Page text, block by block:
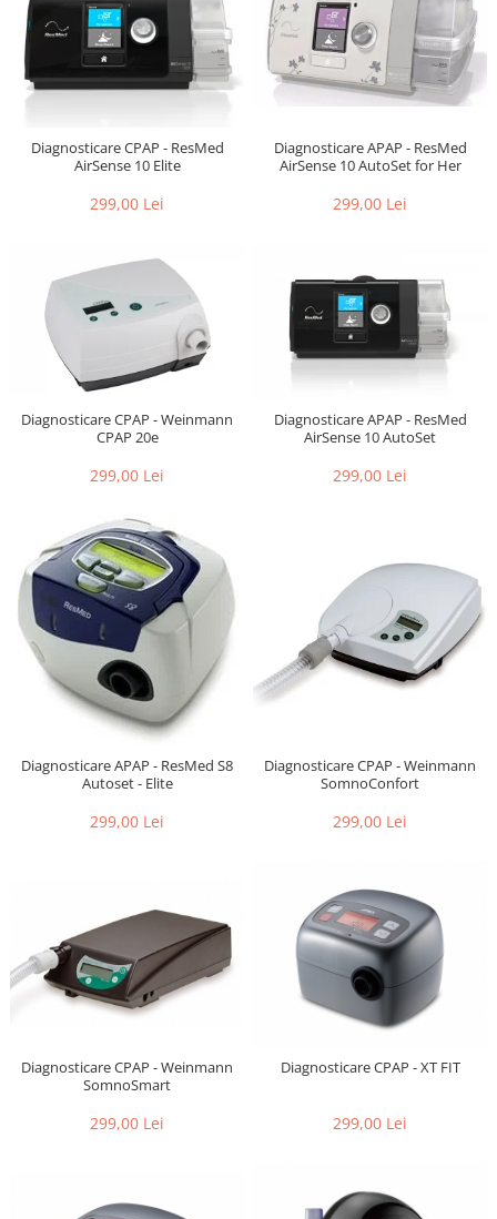
Diagnosticare CPAP - ResMed
AirSense 10 Elite
299,00 Lei
Diagnosticare APAP - ResMed
AirSense 10 AutoSet for Her
299,00 Lei
Diagnosticare CPAP - Weinmann
CPAP 20e
299,00 Lei
Diagnosticare APAP - ResMed
AirSense 10 AutoSet
299,00 Lei
Diagnosticare APAP - ResMed S8
Autoset - Elite
299,00 Lei
Diagnosticare CPAP - Weinmann
SomnoConfort
299,00 Lei
Diagnosticare CPAP - Weinmann
SomnoSmart
299,00 Lei
Diagnosticare CPAP - XT FIT
299,00 Lei